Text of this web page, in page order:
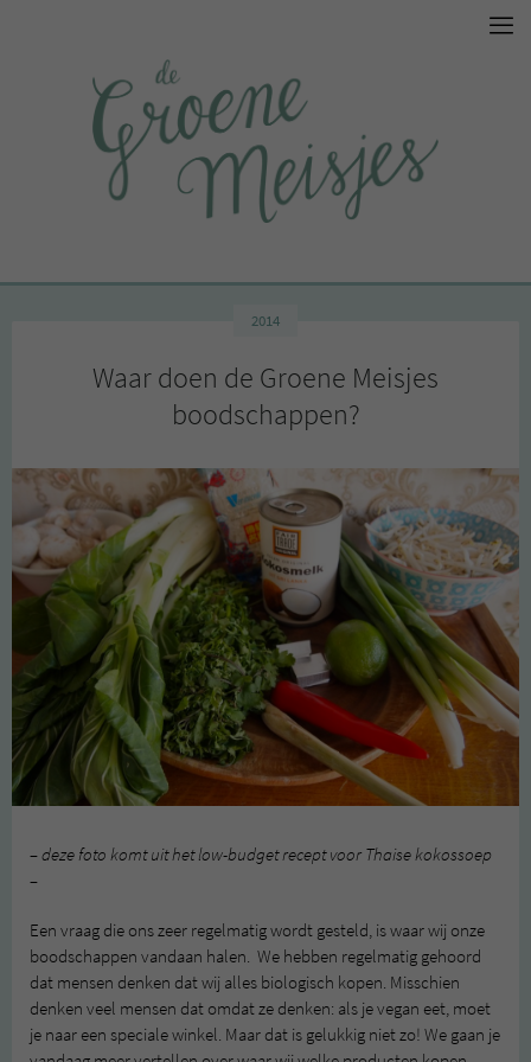
2014
Waar doen de Groene Meisjes
boodschappen?
– deze foto komt uit het low-budget recept voor Thaise kokossoep
–
Een vraag die ons zeer regelmatig wordt gesteld, is waar wij onze
boodschappen vandaan halen. We hebben regelmatig gehoord
dat mensen denken dat wij alles biologisch kopen. Misschien
denken veel mensen dat omdat ze denken: als je vegan eet, moet
je naar een speciale winkel. Maar dat is gelukkig niet zo! We gaan je